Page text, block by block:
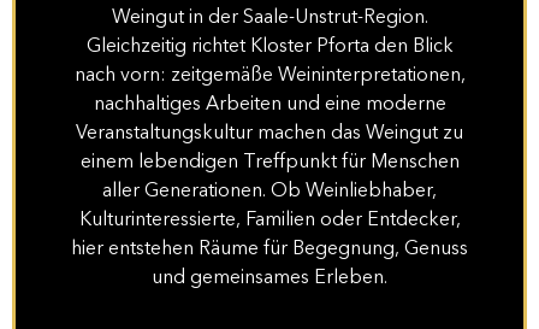
Weingut in der Saale-Unstrut-Region.
Gleichzeitig richtet Kloster Pforta den Blick
nach vorn: zeitgemäße Weininterpretationen,
nachhaltiges Arbeiten und eine moderne
Veranstaltungskultur machen das Weingut zu
einem lebendigen Treffpunkt für Menschen
aller Generationen. Ob Weinliebhaber,
Kulturinteressierte, Familien oder Entdecker,
hier entstehen Räume für Begegnung, Genuss
und gemeinsames Erleben.